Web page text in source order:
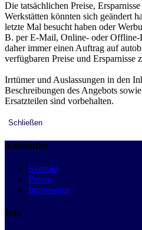
Die tatsächlichen Preise,
Werkstätten könnten sich geändert
letzte Mal besucht haben oder
B. per E-Mail, Online- oder Offline-
daher immer einen Auftrag auf
verfügbaren Preise und Ersparnisse
Irrtümer und Auslassungen in den
Beschreibungen des Angebots
Ersatzteilen sind vorbehalten.
Schließen
Autobutler
Kontakt
Presse
Impressum
Info